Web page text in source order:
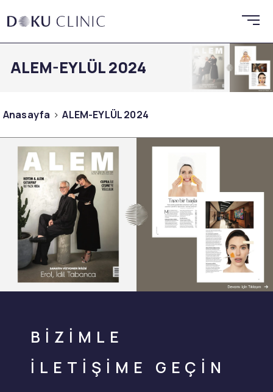
ALEM-EYLÜL 2024
Anasayfa ALEM-EYLÜL 2024
BİZİMLE
İLETİŞİME GEÇİN